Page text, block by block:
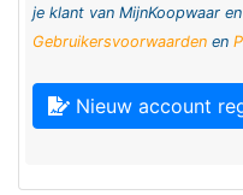
je klant van MijnKoopwaar
Gebruikersvoorwaarden en
Nieuw account